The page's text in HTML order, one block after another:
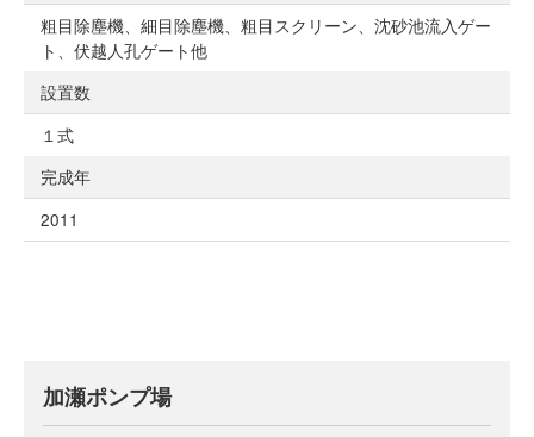
粗目除塵機、細目除塵機、粗目スクリーン、沈砂池流入ゲー
ト、伏越人孔ゲート他
設置数
１式
完成年
2011
加瀬ポンプ場